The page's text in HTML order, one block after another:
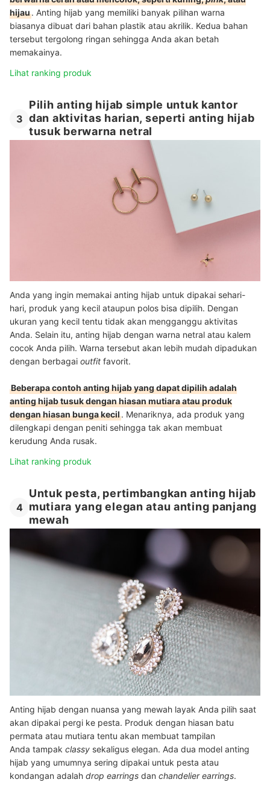
hijau. Anting hijab yang memiliki banyak pilihan warna
biasanya dibuat dari bahan plastik atau akrilik. Kedua bahan
tersebut tergolong ringan sehingga Anda akan betah
memakainya.
Lihat ranking produk
3
Pilih anting hijab simple untuk kantor
dan aktivitas harian, seperti anting hijab
tusuk berwarna netral
Anda yang ingin memakai anting hijab untuk dipakai sehari-
hari, produk yang kecil ataupun polos bisa dipilih. Dengan
ukuran yang kecil tentu tidak akan mengganggu aktivitas
Anda. Selain itu, anting hijab dengan warna netral atau kalem
cocok Anda pilih. Warna tersebut akan lebih mudah dipadukan
dengan berbagai outfit favorit.
Beberapa contoh anting hijab yang dapat dipilih adalah
anting hijab tusuk dengan hiasan mutiara atau produk
dengan hiasan bunga kecil. Menariknya, ada produk yang
dilengkapi dengan peniti sehingga tak akan membuat
kerudung Anda rusak.
Lihat ranking produk
4
Untuk pesta, pertimbangkan anting hijab
mutiara yang elegan atau anting panjang
mewah
Anting hijab dengan nuansa yang mewah layak Anda pilih saat
akan dipakai pergi ke pesta. Produk dengan hiasan batu
permata atau mutiara tentu akan membuat tampilan
Anda tampak classy sekaligus elegan. Ada dua model anting
hijab yang umumnya sering dipakai untuk pesta atau
kondangan adalah drop earrings dan chandelier earrings.